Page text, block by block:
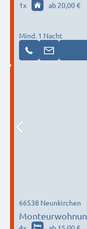
1x ab 20,00 €
Mind. 1 Nacht
66538 Neunkirchen